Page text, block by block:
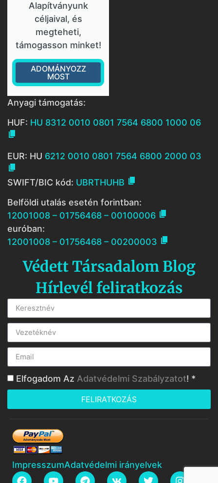
Alapítványunk
céljaival, és
megteheti,
támogasson minket!
ADOMÁNYOZZ
MOST
Anyagi támogatás:
HUF: HU 8312 0010 0801 7564 6800 1000 06

EUR: HU 6212 0010 0801 7564 6800 2000 03

SWIFT/BIC kód: UBRTHUHB 
Belföldi utalás esetén forintban:
12001008 – 01756468 – 00100006 
euróban:
12001008 – 01756468 – 00200003 
Védett Társadalom Blog
Hírlevél feliratkozás
Elfogadom Az Adatvédelmi Szabályzatot! *
FELIRATKOZÁS
ImpresszumAdatvédelmi irányelvek